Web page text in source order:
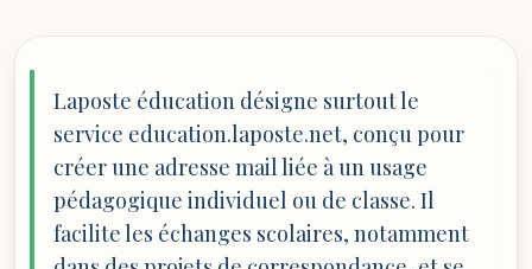
Laposte éducation désigne surtout le
service education.laposte.net, conçu pour
créer une adresse mail liée à un usage
pédagogique individuel ou de classe. Il
facilite les échanges scolaires, notamment